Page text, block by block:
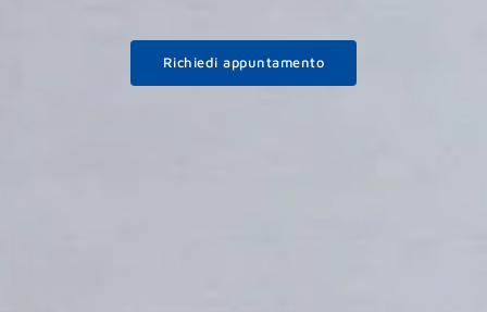
Richiedi appuntamento